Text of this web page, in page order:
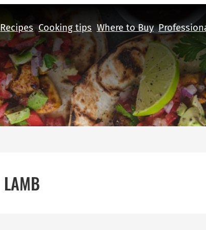
Recipes Cooking tips Where to Buy
LAMB